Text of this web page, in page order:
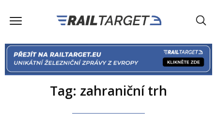
Tag: zahraniční trh